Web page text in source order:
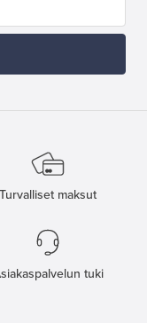
Turvalliset maksut
tuki